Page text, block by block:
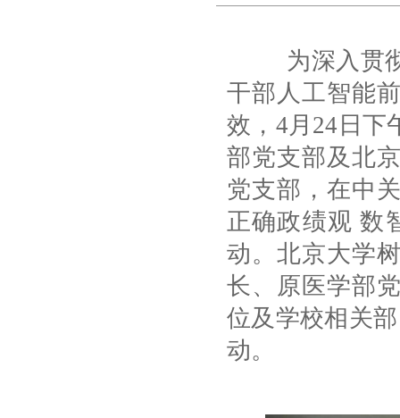
为深入贯彻
干部人工智能
效，4月24日下
部党支部及北
党支部，在中
正确政绩观 数
动。北京大学
长、原医学部
位及学校相关
动。